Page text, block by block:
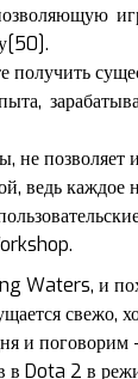
позволяет
ведь
Waters, и
свежо,
и
Dota 2 в